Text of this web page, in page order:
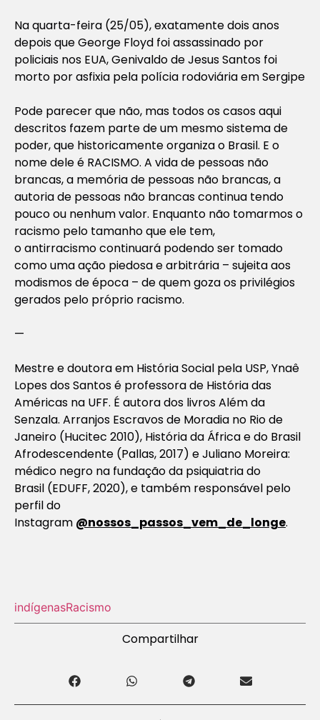
Na quarta-feira (25/05), exatamente dois anos
depois que George Floyd foi assassinado por
policiais nos EUA, Genivaldo de Jesus Santos foi
morto por asfixia pela polícia rodoviária em Sergipe
Pode parecer que não, mas todos os casos aqui
descritos fazem parte de um mesmo sistema de
poder, que historicamente organiza o Brasil. E o
nome dele é RACISMO. A vida de pessoas não
brancas, a memória de pessoas não brancas, a
autoria de pessoas não brancas continua tendo
pouco ou nenhum valor. Enquanto não tomarmos o
racismo pelo tamanho que ele tem,
o antirracismo continuará podendo ser tomado
como uma ação piedosa e arbitrária – sujeita aos
modismos de época – de quem goza os privilégios
gerados pelo próprio racismo.
—
Mestre e doutora em História Social pela USP, Ynaê
Lopes dos Santos é professora de História das
Américas na UFF. É autora dos livrosAlém da
Senzala. Arranjos Escravos de Moradia no Rio de
Janeiro (Hucitec 2010), História da África e do Brasil
Afrodescendente (Pallas, 2017) eJuliano Moreira:
médico negro na fundação da psiquiatria do
Brasil (EDUFF, 2020), e também responsável pelo
perfil do
Instagram @nossos_passos_vem_de_longe.
indígenasRacismo
Compartilhar